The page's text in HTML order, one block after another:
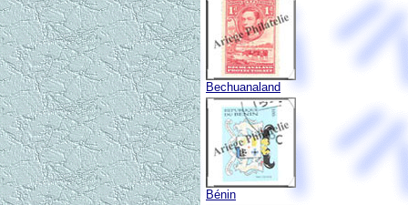
Bechuanaland
Bénin